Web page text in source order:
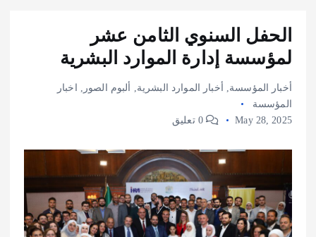
الحفل السنوي الثامن عشر
لمؤسسة إدارة الموارد البشرية
أخبار المؤسسة أخبار الموارد البشرية ألبوم الصور
اخبار
المؤسسة
May 28, 2025
0 تعليق